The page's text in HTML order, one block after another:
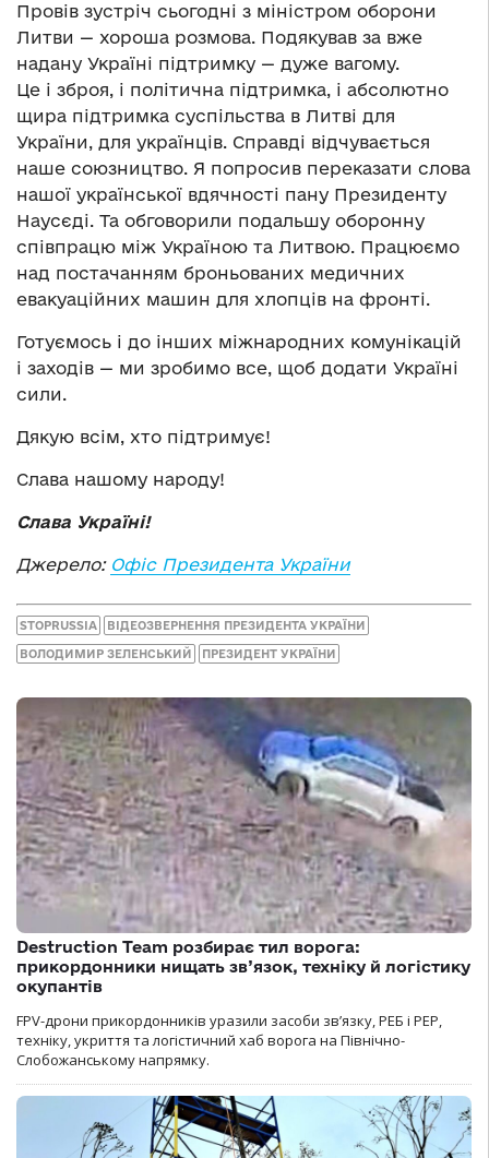
Провів зустріч сьогодні з міністром оборони
Литви — хороша розмова. Подякував за вже
надану Україні підтримку — дуже вагому.
Це і зброя, і політична підтримка, і абсолютно
щира підтримка суспільства в Литві для
України, для українців. Справді відчувається
наше союзництво. Я попросив переказати слова
нашої української вдячності пану Президенту
Наусєді. Та обговорили подальшу оборонну
співпрацю між Україною та Литвою. Працюємо
над постачанням броньованих медичних
евакуаційних машин для хлопців на фронті.
Готуємось і до інших міжнародних комунікацій
і заходів — ми зробимо все, щоб додати Україні
сили.
Дякую всім, хто підтримує!
Слава нашому народу!
Слава Україні!
Джерело: Офіс Президента України
STOPRUSSIA ВІДЕОЗВЕРНЕННЯ ПРЕЗИДЕНТА УКРАЇНИ
ВОЛОДИМИР ЗЕЛЕНСЬКИЙ ПРЕЗИДЕНТ УКРАЇНИ
Destruction Team розбирає тил ворога:
прикордонники нищать зв’язок, техніку й логістику
окупантів
FPV-дрони прикордонників уразили засоби зв’язку, РЕБ і РЕР,
техніку, укриття та логістичний хаб ворога на Північно-
Слобожанському напрямку.